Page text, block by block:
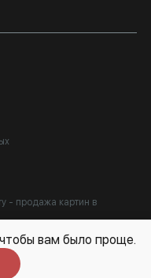
- продажа картин в
вам было проще.